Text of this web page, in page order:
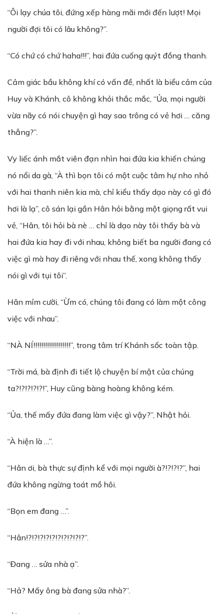
“Ôi lạy chúa tôi, đứng xếp hàng mãi mới đến lượt! Mọi
người đợi tôi có lâu không?”.
“Có chứ có chứ haha!!!”, hai đứa cuống quýt đồng thanh.
Cảm giác bầu không khí có vấn đề, nhất là biểu cảm của
Huy và Khánh, cô không khỏi thắc mắc, “Ủa, mọi người
vừa nãy có nói chuyện gì hay sao trông có vẻ hơi … căng
thẳng?”.
Vy liếc ánh mắt viên đạn nhìn hai đứa kia khiến chúng
nó nổi da gà, “À thì bọn tôi có một cuộc tâm hự nho nhỏ
với hai thanh niên kia mà, chỉ kiểu thấy dạo này có gì đó
hơi là lạ”, cô sán lại gần Hân hỏi bằng một giọng rất vui
vẻ, “Hân, tôi hỏi bà nè … chỉ là dạo này tôi thấy bà và
hai đứa kia hay đi với nhau, không biết ba người đang có
việc gì mà hay đi riêng với nhau thế, xong không thấy
nói gì với tụi tôi”.
Hân mỉm cười, “Ừm có, chúng tôi đang có làm một công
việc với nhau”.
“NÀ NÍ!!!!!!!!!!!!!!!!!!!”, trong tâm trí Khánh sốc toàn tập.
“Trời má, bà định đi tiết lộ chuyện bí mật của chúng
ta?!?!?!?!?!”, Huy cũng bàng hoàng không kém.
“Ủa, thế mấy đứa đang làm việc gì vậy?”, Nhật hỏi.
“À hiện là …”.
“Hân ơi, bà thực sự định kể với mọi người à?!?!?!?”, hai
đứa không ngừng toát mồ hôi.
“Bọn em đang …”.
“Hân!?!?!?!?!?!?!?!?!?!?”.
“Đang … sửa nhà ạ”.
“Hả? Mấy ông bà đang sửa nhà?”.